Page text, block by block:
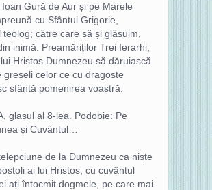
Gură de Aur și pe Marele
cu Sfântul Grigorie,
teolog; către care să și glăsuim,
inimă: Preamăriților Trei Ierarhi,
Hristos Dumnezeu să dăruiască
greșeli celor ce cu dragoste
sfântă pomenirea voastră.
glasul al 8-lea. Podobie: Pe
și Cuvântul…
de la Dumnezeu ca niște
ai lui Hristos, cu cuvântul
ați întocmit dogmele, pe care mai